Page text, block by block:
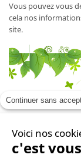
Continuer sans
Voici nos
c'est
Vous pouvez vous
cela nos
site.
En savoir plus